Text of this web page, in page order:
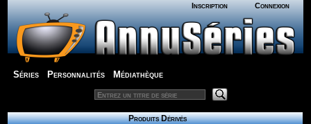
Inscription Connexion
Séries Personnalités Médiathèque
Produits Dérivés